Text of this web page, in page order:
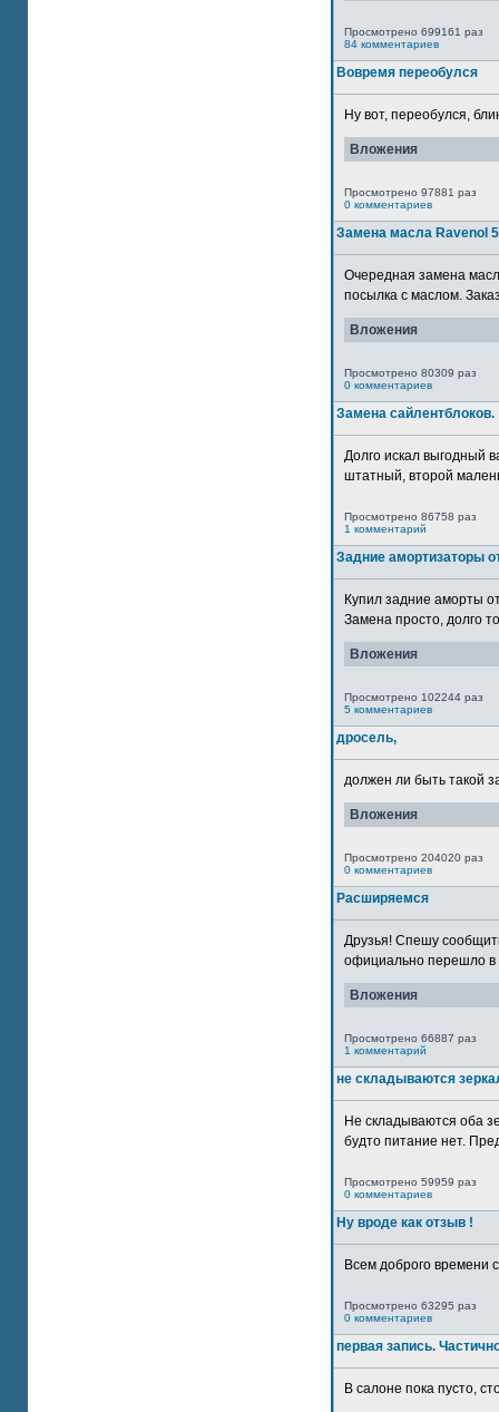
Просмотрено 699161 раз
84 комментариев
Вовремя переобулся
Ну вот, переобулся,
Вложения
Просмотрено 97881 раз
0 комментариев
Замена масла Ravenol
Очередная замена
посылка с маслом.
Вложения
Просмотрено 80309 раз
0 комментариев
Замена сайлентблоков.
Долго искал выгодный
штатный, второй
Просмотрено 86758 раз
1 комментарий
Задние амортизаторы
Купил задние аморты
Замена просто, долго
Вложения
Просмотрено 102244 раз
5 комментариев
дросель,
должен ли быть такой
Вложения
Просмотрено 204020 раз
0 комментариев
Расширяемся
Друзья! Спешу
официально перешло в
Вложения
Просмотрено 66887 раз
1 комментарий
не складываются
Не складываются оба
будто питание нет.
Просмотрено 59959 раз
0 комментариев
Ну вроде как отзыв !
Всем доброго времени
Просмотрено 63295 раз
0 комментариев
первая запись.
В салоне пока пусто,